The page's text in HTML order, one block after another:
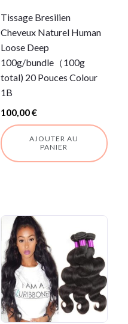
Tissage Bresilien
Cheveux Naturel Human
Loose Deep
100g/bundle（100g
total) 20 Pouces Colour
1B
100,00€
AJOUTER AU
PANIER